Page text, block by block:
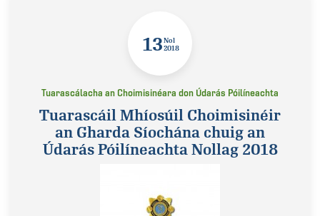
13Nol
2018
Tuarascálacha an Choimisinéara don Údarás Póilíneachta
Tuarascáil Mhíosúil Choimisinéir
an Gharda Síochána chuig an
Údarás Póilíneachta Nollag 2018